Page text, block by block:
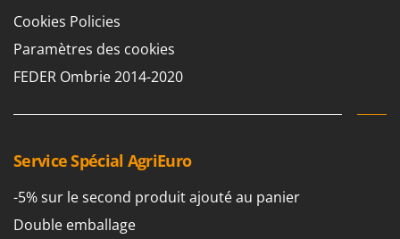
Perches Élagueuses
Pétrins à Spirale
Piscines
Planteuses de pommes de terre pour tracteur
Plateaux de coupe pour tracteur
Pompes d'irrigation à tracteur
Pompes de transfert
Pompes immergées électriques
Francini
G
G3 Ferrari
Garofalo
GeoTech Pro
Gierre
Ginko - MGM
Cookies Policies
Paramètres des cookies
FEDER Ombrie 2014-2020
Service Spécial AgriEuro
-5% sur le second produit ajouté au panier
Double emballage